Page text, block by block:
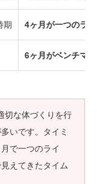
期 4ヶ月が一つのラ
6ヶ月がベンチマ
切な体づくりを行
いです。タイミ
で一つのライ
えてきたタイム